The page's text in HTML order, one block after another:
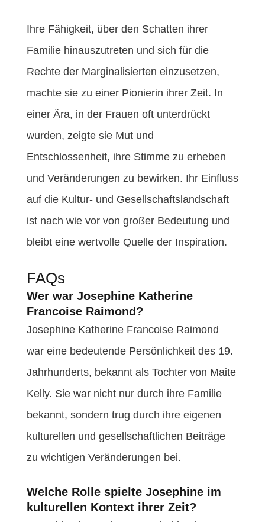
Ihre Fähigkeit, über den Schatten ihrer
Familie hinauszutreten und sich für die
Rechte der Marginalisierten einzusetzen,
machte sie zu einer Pionierin ihrer Zeit. In
einer Ära, in der Frauen oft unterdrückt
wurden, zeigte sie Mut und
Entschlossenheit, ihre Stimme zu erheben
und Veränderungen zu bewirken. Ihr Einfluss
auf die Kultur- und Gesellschaftslandschaft
ist nach wie vor von großer Bedeutung und
bleibt eine wertvolle Quelle der Inspiration.
FAQs
Wer war Josephine Katherine
Francoise Raimond?
Josephine Katherine Francoise Raimond
war eine bedeutende Persönlichkeit des 19.
Jahrhunderts, bekannt als Tochter von Maite
Kelly. Sie war nicht nur durch ihre Familie
bekannt, sondern trug durch ihre eigenen
kulturellen und gesellschaftlichen Beiträge
zu wichtigen Veränderungen bei.
Welche Rolle spielte Josephine im
kulturellen Kontext ihrer Zeit?